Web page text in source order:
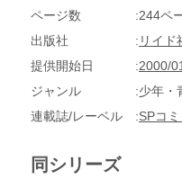
ページ数
244ペ
出版社
リイド
提供開始日
2000/
ジャンル
少年・
連載誌/レーベル
SPコ
同シリーズ